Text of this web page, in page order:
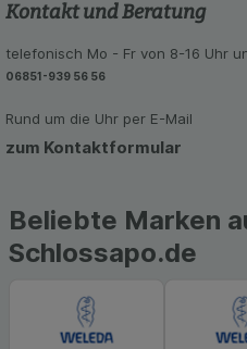
den Inhalt auf unserer
zu gestalten. Bitte
hierfür teilweise an Dritte
Kontakt und Beratung
telefonisch Mo - Fr von 8-16 Uhr
06851-939 56 56
Rund um die Uhr per E-Mail
zum Kontaktformular
Beliebte Marken
Schlossapo.de